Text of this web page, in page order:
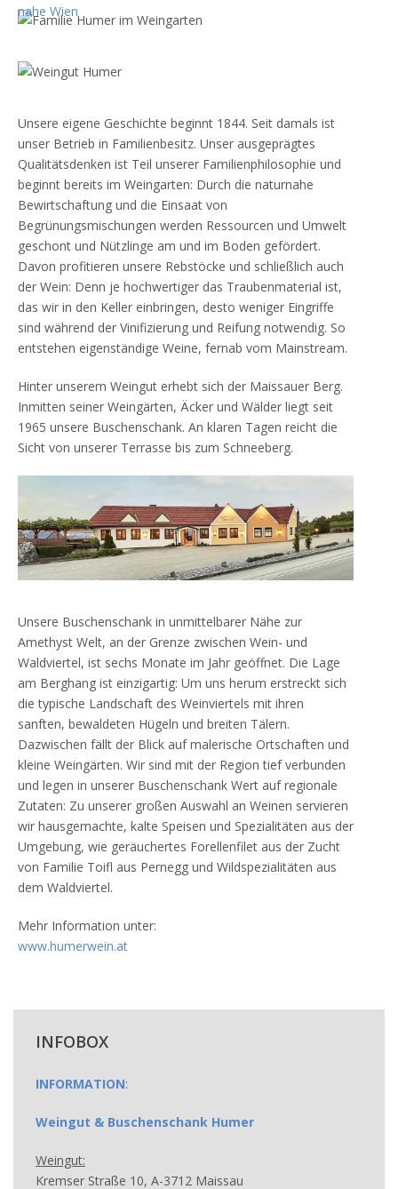
Unsere eigene Geschichte beginnt 1844. Seit damals ist
unser Betrieb in Familienbesitz. Unser ausgeprägtes
Qualitätsdenken ist Teil unserer Familienphilosophie und
beginnt bereits im Weingarten: Durch die naturnahe
Bewirtschaftung und die Einsaat von
Begrünungsmischungen werden Ressourcen und Umwelt
geschont und Nützlinge am und im Boden gefördert.
Davon profitieren unsere Rebstöcke und schließlich auch
der Wein: Denn je hochwertiger das Traubenmaterial ist,
das wir in den Keller einbringen, desto weniger Eingriffe
sind während der Vinifizierung und Reifung notwendig. So
entstehen eigenständige Weine, fernab vom Mainstream.
Hinter unserem Weingut erhebt sich der Maissauer Berg.
Inmitten seiner Weingärten, Äcker und Wälder liegt seit
1965 unsere Buschenschank. An klaren Tagen reicht die
Sicht von unserer Terrasse bis zum Schneeberg.
Unsere Buschenschank in unmittelbarer Nähe zur
Amethyst Welt, an der Grenze zwischen Wein- und
Waldviertel, ist sechs Monate im Jahr geöffnet. Die Lage
am Berghang ist einzigartig: Um uns herum erstreckt sich
die typische Landschaft des Weinviertels mit ihren
sanften, bewaldeten Hügeln und breiten Tälern.
Dazwischen fällt der Blick auf malerische Ortschaften und
kleine Weingärten. Wir sind mit der Region tief verbunden
und legen in unserer Buschenschank Wert auf regionale
Zutaten: Zu unserer großen Auswahl an Weinen servieren
wir hausgemachte, kalte Speisen und Spezialitäten aus der
Umgebung, wie geräuchertes Forellenfilet aus der Zucht
von Familie Toifl aus Pernegg und Wildspezialitäten aus
dem Waldviertel.
Mehr Information unter:
www.humerwein.at
INFOBOX
INFORMATION:
Weingut & Buschenschank Humer
Weingut:
Kremser Straße 10, A-3712 Maissau